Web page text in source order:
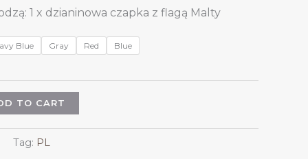
1 x dzianinowa czapka z flagą Malty
Blue Gray Red Blue
TO CART
Tag: PL